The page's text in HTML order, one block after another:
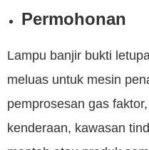
Permohonan
Lampu banjir bukti
meluas untuk mesin
pemprosesan gas
kenderaan, kawasan